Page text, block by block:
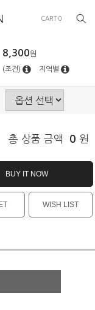
CART0
8,300원
(조건) 지역별
총 상품 금액 0 원
BUY IT NOW
WISH LIST